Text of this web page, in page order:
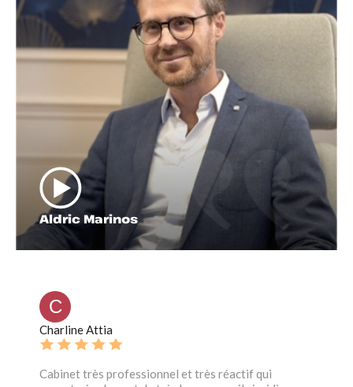
Aldric Marinos
C
Charline Attia
Cabinet très professionnel et très réactif qui